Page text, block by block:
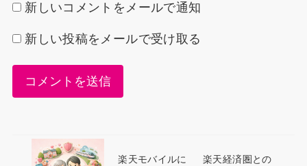
新しいコメントをメールで通知
新しい投稿をメールで受け取る
楽天モバイルに
楽天経済圏との